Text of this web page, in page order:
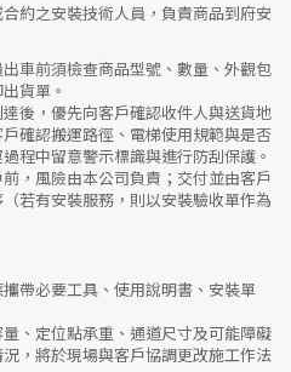
合約之安裝技術人員，負責商品到府安
出車前須檢查商品型號、數量、外觀包
貨單。
達後，優先向客戶確認收件人與送貨地
確認搬運路徑、電梯使用規範與是否
程中留意警示標識與進行防刮保護。
前，風險由本公司負責；交付並由客戶
若有安裝服務，則以安裝驗收單作為
攜帶必要工具、使用說明書、安裝單
量、定位點承重、通道尺寸及可能障礙
，將於現場與客戶協調更改施工作法